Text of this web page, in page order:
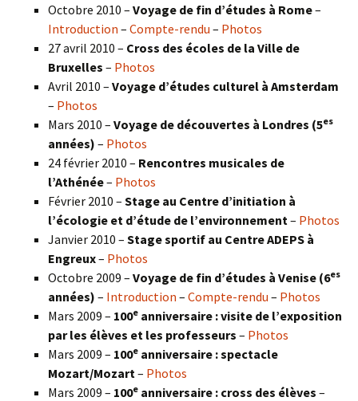
Octobre 2010 – Voyage de fin d’études à Rome–
Introduction – Compte-rendu – Photos
27 avril 2010 – Cross des écoles de la Ville de
Bruxelles – Photos
Avril 2010 – Voyage d’études culturel à Amsterdam
– Photos
Mars 2010 – Voyage de découvertes à Londres (5es
années) – Photos
24 février 2010 – Rencontres musicales de
l’Athénée– Photos
Février 2010 – Stage au Centre d’initiation à
l’écologie et d’étude de l’environnement – Photos
Janvier 2010 – Stage sportif au Centre ADEPS à
Engreux– Photos
Octobre 2009 – Voyage de fin d’études à Venise (6es
années) – Introduction – Compte-rendu – Photos
Mars 2009 – 100e anniversaire : visite de l’exposition
par les élèves et les professeurs – Photos
Mars 2009 – 100e anniversaire : spectacle
Mozart/Mozart – Photos
Mars 2009 – 100e anniversaire : cross des élèves –